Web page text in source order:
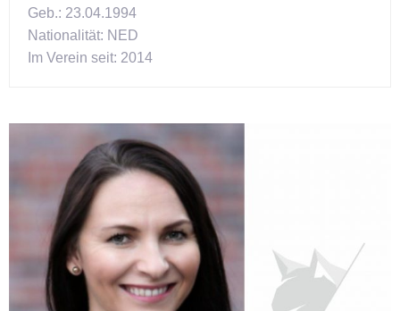
Geb.: 23.04.1994
Nationalität: NED
Im Verein seit: 2014